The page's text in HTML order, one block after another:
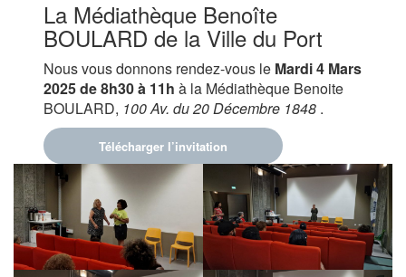
La Médiathèque Benoîte
BOULARD de la Ville du Port
Nous vous donnons rendez-vous le Mardi 4 Mars
2025 de 8h30 à 11h à la Médiathèque Benoite
BOULARD, 100 Av. du 20 Décembre 1848 .
Télécharger l’invitation